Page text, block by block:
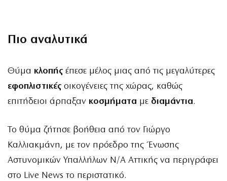
Πιο αναλυτικά
Θύμα κλοπής έπεσε μέλος μιας από τις μεγαλύτερες
εφοπλιστικές οικογένειες της χώρας, καθώς
επιτήδειοι άρπαξαν κοσμήματα με διαμάντια.
Το θύμα ζήτησε βοήθεια από τον Γιώργο
Καλλιακμάνη, με τον πρόεδρο της Ένωσης
Αστυνομικών Υπαλλήλων Ν/Α Αττικής να περιγράφει
στο Live News το περιστατικό.